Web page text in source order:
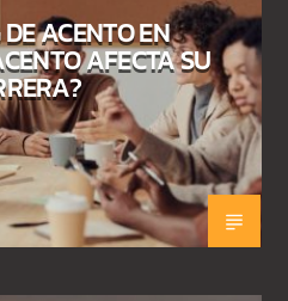
ACENTO EN
AFECTA SU